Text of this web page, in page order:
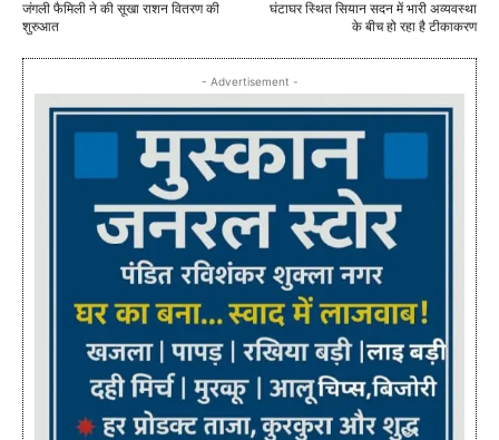
जंगली फैमिली ने की सूखा राशन वितरण की
शुरुआत
घंटाघर स्थित सियान सदन में भारी अव्यवस्था
के बीच हो रहा है टीकाकरण
- Advertisement -